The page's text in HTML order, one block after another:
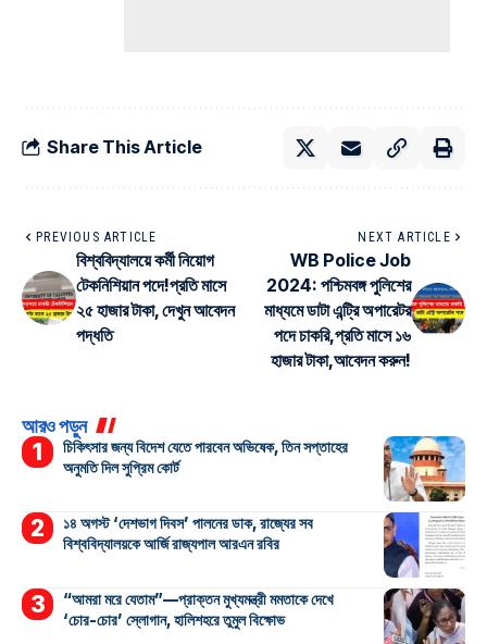
Share This Article
PREVIOUS ARTICLE
বিশ্ববিদ্যালয়ে কর্মী নিয়োগ
টেকনিশিয়ান পদে!প্রতি মাসে
২৫ হাজার টাকা, দেখুন আবেদন
পদ্ধতি
NEXT ARTICLE
WB Police Job
2024: পশ্চিমবঙ্গ পুলিশের
মাধ্যমে ডাটা এন্ট্রি অপারেটর
পদে চাকরি,প্রতি মাসে ১৬
হাজার টাকা,আবেদন করুন!
আরও পড়ুন
চিকিৎসার জন্য বিদেশ যেতে পারবেন অভিষেক, তিন সপ্তাহের
অনুমতি দিল সুপ্রিম কোর্ট
১৪ অগস্ট ‘দেশভাগ দিবস’ পালনের ডাক, রাজ্যের সব
বিশ্ববিদ্যালয়কে আর্জি রাজ্যপাল আরএন রবির
“আমরা মরে যেতাম”—প্রাক্তন মুখ্যমন্ত্রী মমতাকে দেখে
‘চোর-চোর’ স্লোগান, হালিশহরে তুমুল বিক্ষোভ